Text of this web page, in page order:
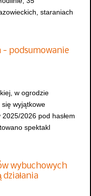
staraniach
- podsumowanie
w ogrodzie
się wyjątkowe
2026 pod hasłem
spektakl
wybuchowych